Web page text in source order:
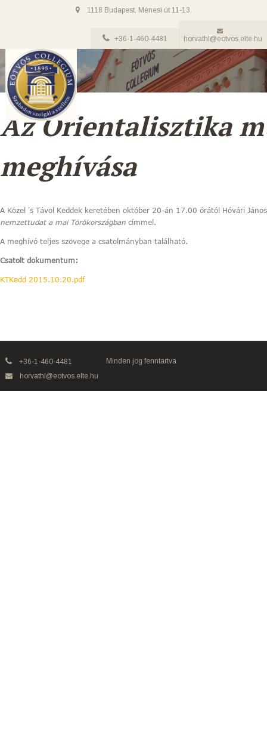
1118 Budapest, Ménesi út 11-13.
+36-1-460-4481 horvathl@eotvos.elte.hu
Az Orientalisztika
meghívása
A Közel 's Távol Keddek keretében október 20-án 17.00 órától Hóvári
nemzettudat a mai Törökországban címmel.
A meghívó teljes szövege a csatolmányban található.
Csatolt dokumentum:
KTKedd 2015.10.20.pdf
+36-1-460-4481
horvathl@eotvos.elte.hu
Minden jog fenntartva